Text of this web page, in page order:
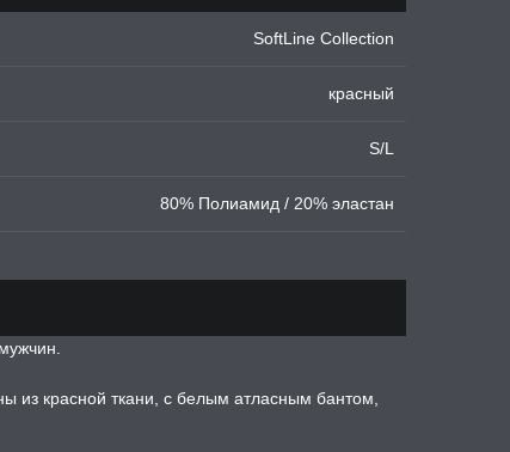
SoftLine Collection
красный
S/L
80% Полиамид / 20% эластан
из красной ткани, с белым атласным бантом,